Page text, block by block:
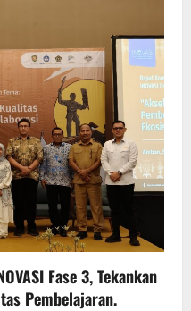
Fase 3, Tekankan
Pembelajaran.